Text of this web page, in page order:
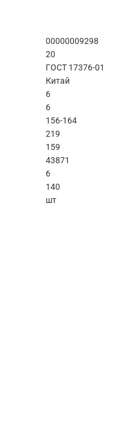
00000009298
20
ГОСТ 17376-01
Китай
6
6
156-164
219
159
43871
6
140
шт